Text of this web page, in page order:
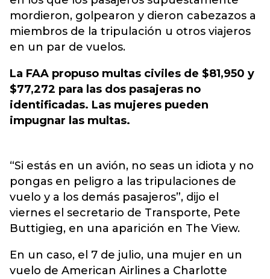
mordieron, golpearon y dieron cabezazos a
miembros de la tripulación u otros viajeros
en un par de vuelos.
La FAA propuso multas civiles de $81,950 y
$77,272 para las dos pasajeras no
identificadas. Las mujeres pueden
impugnar las multas.
“Si estás en un avión, no seas un idiota y no
pongas en peligro a las tripulaciones de
vuelo y a los demás pasajeros”, dijo el
viernes el secretario de Transporte, Pete
Buttigieg, en una aparición en The View.
En un caso, el 7 de julio, una mujer en un
vuelo de American Airlines a Charlotte